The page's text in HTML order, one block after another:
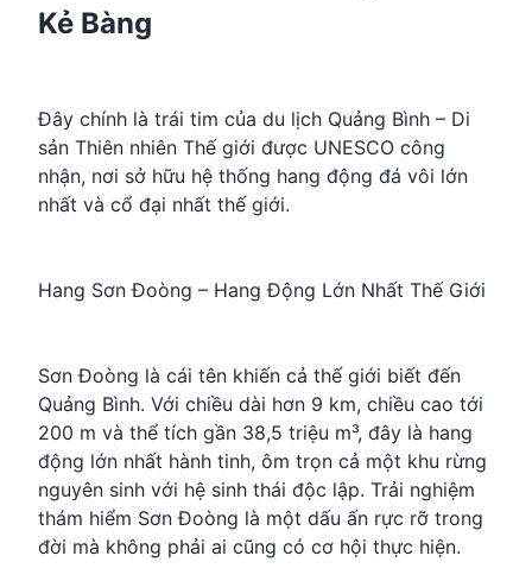
Kẻ Bàng
Đây chính là trái tim của du lịch Quảng Bình – Di
sản Thiên nhiên Thế giới được UNESCO công
nhận, nơi sở hữu hệ thống hang động đá vôi lớn
nhất và cổ đại nhất thế giới.
Hang Sơn Đoòng – Hang Động Lớn Nhất Thế Giới
Sơn Đoòng là cái tên khiến cả thế giới biết đến
Quảng Bình. Với chiều dài hơn 9 km, chiều cao tới
200 m và thể tích gần 38,5 triệu m³, đây là hang
động lớn nhất hành tinh, ôm trọn cả một khu rừng
nguyên sinh với hệ sinh thái độc lập. Trải nghiệm
thám hiểm Sơn Đoòng là một dấu ấn rực rỡ trong
đời mà không phải ai cũng có cơ hội thực hiện.